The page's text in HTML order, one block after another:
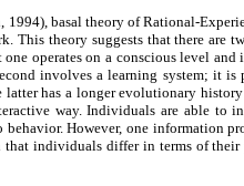
basal theory of Rational-
theory suggests that there are
operates on a conscious level and
involves a learning system; it is
has a longer evolutionary
way. Individuals are able to
However, one information
individuals differ in terms of their